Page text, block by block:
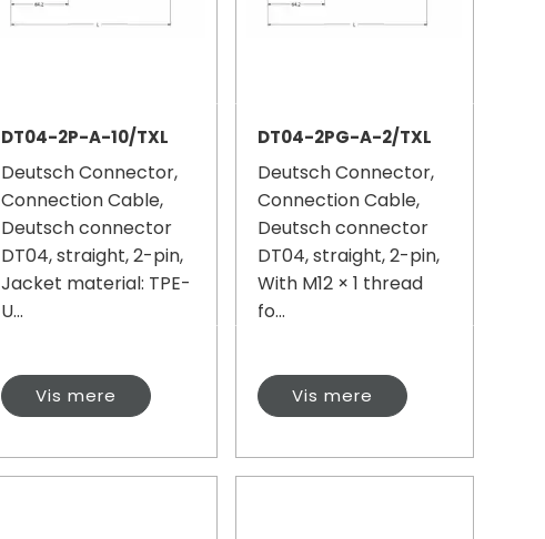
DT04-2P-A-10/TXL
Deutsch Connector,
Connection Cable,
Deutsch connector
DT04, straight, 2-pin,
Jacket material: TPE-
U...
Vis mere
DT04-2PG-A-2/TXL
Deutsch Connector,
Connection Cable,
Deutsch connector
DT04, straight, 2-pin,
With M12 × 1 thread
fo...
Vis mere